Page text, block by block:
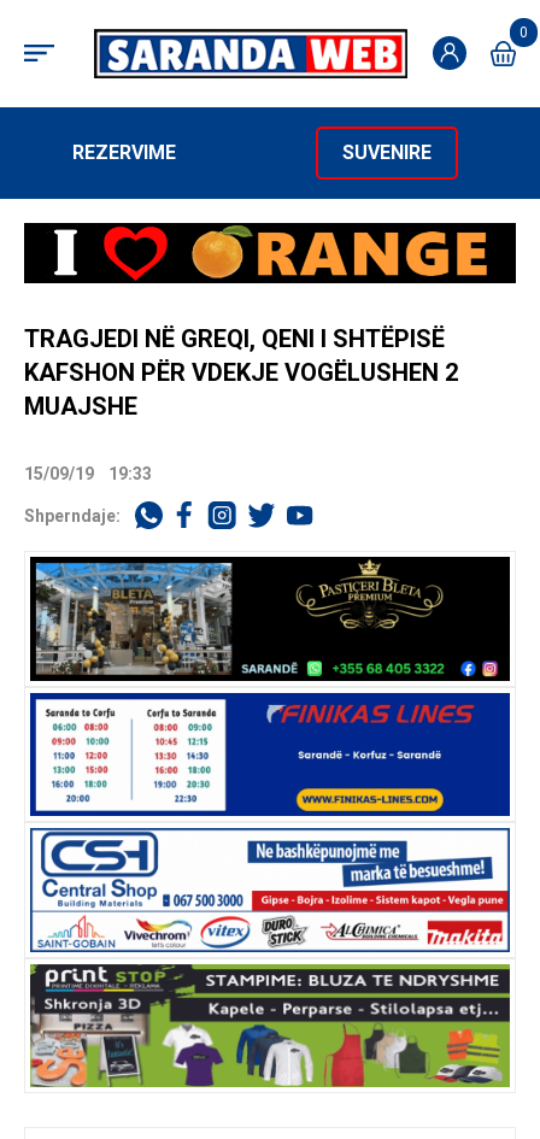
0
REZERVIME SUVENIRE
TRAGJEDI NË GREQI, QENI I SHTËPISË
KAFSHON PËR VDEKJE VOGËLUSHEN 2
MUAJSHE
15/09/19 19:33
Shperndaje: